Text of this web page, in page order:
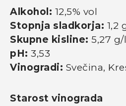
Alkohol: 12,5% vol
Stopnja sladkorja: 1,2
Skupne kisline: 5,27 g/l
pH: 3,53
Vinogradi: Svečina,
Starost vinograda